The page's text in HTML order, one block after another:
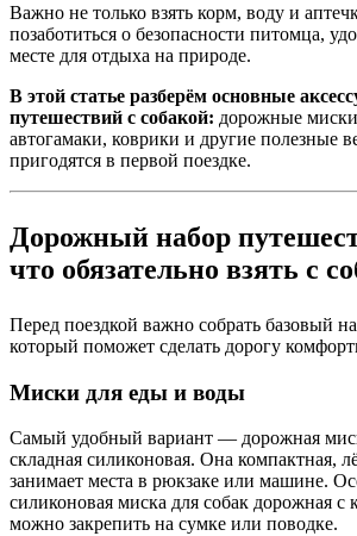
Важно не только взять корм, воду и
позаботиться о безопасности питомца,
месте для отдыха на природе.
В этой статье разберём основные
путешествий с собакой: дорожные
автогамаки, коврики и другие полезные
пригодятся в первой поездке.
Дорожный набор
что обязательно взять с
Перед поездкой важно собрать базовый
который поможет сделать дорогу
Миски для еды и воды
Самый удобный вариант — дорожная
складная силиконовая. Она компактная,
занимает места в рюкзаке или машине.
силиконовая миска для собак дорожная
можно закрепить на сумке или поводке.